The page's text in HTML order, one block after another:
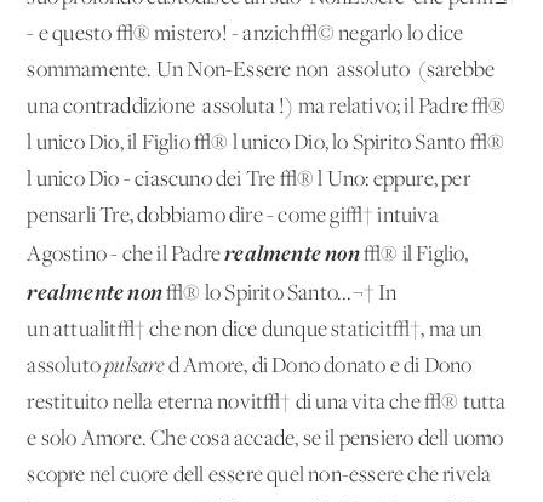
- e questo √® mistero! - anzich√© negarlo lo dice
sommamente. Un Non-Essere non 'assoluto' (sarebbe
una contraddizione 'assoluta'!) ma relativo; il Padre √®
l'unico Dio, il Figlio √® l'unico Dio, lo Spirito Santo √®
l'unico Dio - ciascuno dei Tre √® l'Uno: eppure, per
pensarli Tre, dobbiamo dire - come gi√† intuiva
Agostino - che il Padrerealmente non√® il Figlio,
realmente non√® lo Spirito Santo...¬† In
un'attualit√† che non dice dunque staticit√†, ma un
assolutopulsared'Amore, di Dono donato e di Dono
restituito nella eterna novit√† di una vita che √® tutta
e solo Amore. Che cosa accade, se il pensiero dell'uomo
scopre nel cuore dell'essere quel non-essere che rivela